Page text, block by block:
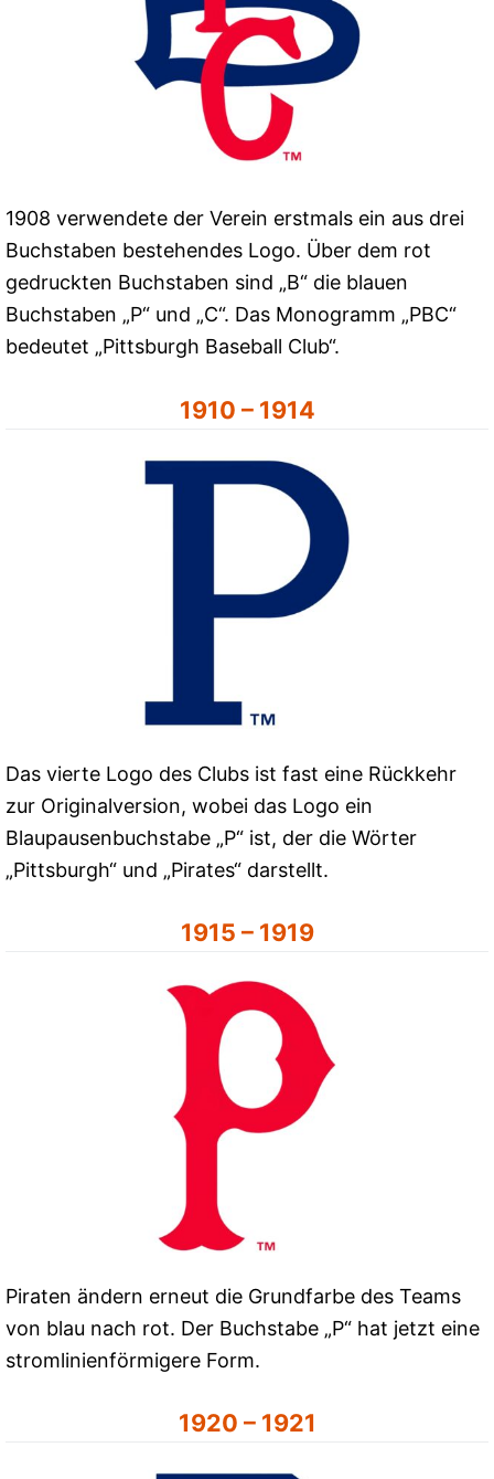
1908 verwendete der Verein erstmals ein aus drei
Buchstaben bestehendes Logo. Über dem rot
gedruckten Buchstaben sind „B“ die blauen
Buchstaben „P“ und „C“. Das Monogramm „PBC“
bedeutet „Pittsburgh Baseball Club“.
1910 – 1914
Das vierte Logo des Clubs ist fast eine Rückkehr
zur Originalversion, wobei das Logo ein
Blaupausenbuchstabe „P“ ist, der die Wörter
„Pittsburgh“ und „Pirates“ darstellt.
1915 – 1919
Piraten ändern erneut die Grundfarbe des Teams
von blau nach rot. Der Buchstabe „P“ hat jetzt eine
stromlinienförmigere Form.
1920 – 1921